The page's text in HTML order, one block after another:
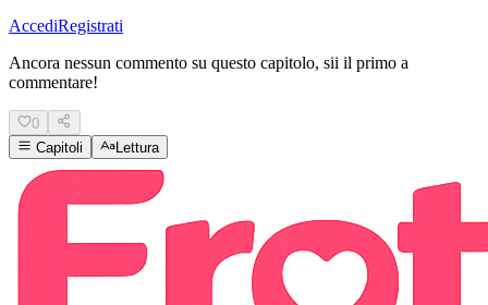
AccediRegistrati
Ancora nessun commento su questo capitolo, sii il primo a
commentare!
0
Capitoli
Lettura